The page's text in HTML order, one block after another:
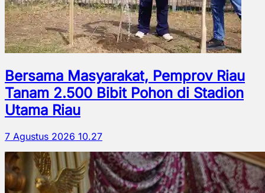
Bersama Masyarakat, Pemprov Riau
Tanam 2.500 Bibit Pohon di Stadion
Utama Riau
7 Agustus 2026 10.27